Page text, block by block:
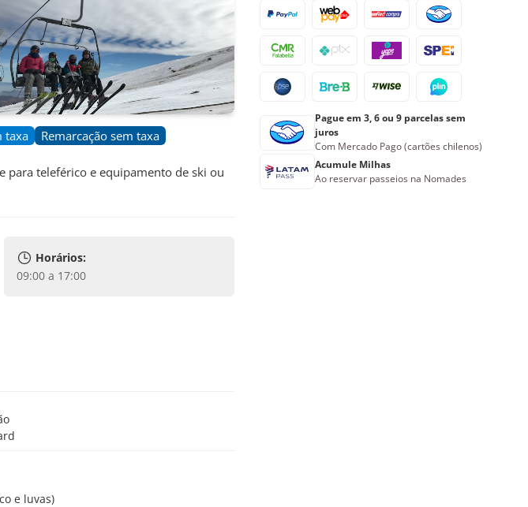
taxa Remarcação sem taxa
para teleférico e equipamento de ski ou
Horários:
09:00 a 17:00
e luvas)
Pague em 3, 6 ou 9 parcelas sem
juros
Com Mercado Pago (cartões chilenos)
Acumule Milhas
Ao reservar passeios na Nomades
25 28
30 2 3 4